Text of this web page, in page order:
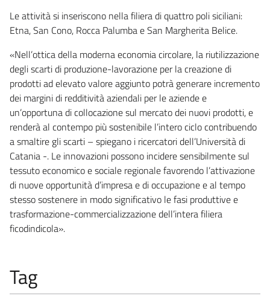
Le attività si inseriscono nella filiera di quattro poli siciliani:
Etna, San Cono, Rocca Palumba e San Margherita Belice.
«Nell’ottica della moderna economia circolare, la riutilizzazione
degli scarti di produzione-lavorazione per la creazione di
prodotti ad elevato valore aggiunto potrà generare incremento
dei margini di redditività aziendali per le aziende e
un’opportuna di collocazione sul mercato dei nuovi prodotti, e
renderà al contempo più sostenibile l’intero ciclo contribuendo
a smaltire gli scarti – spiegano i ricercatori dell’Università di
Catania -. Le innovazioni possono incidere sensibilmente sul
tessuto economico e sociale regionale favorendo l’attivazione
di nuove opportunità d’impresa e di occupazione e al tempo
stesso sostenere in modo significativo le fasi produttive e
trasformazione-commercializzazione dell’intera filiera
ficodindicola».
Tag